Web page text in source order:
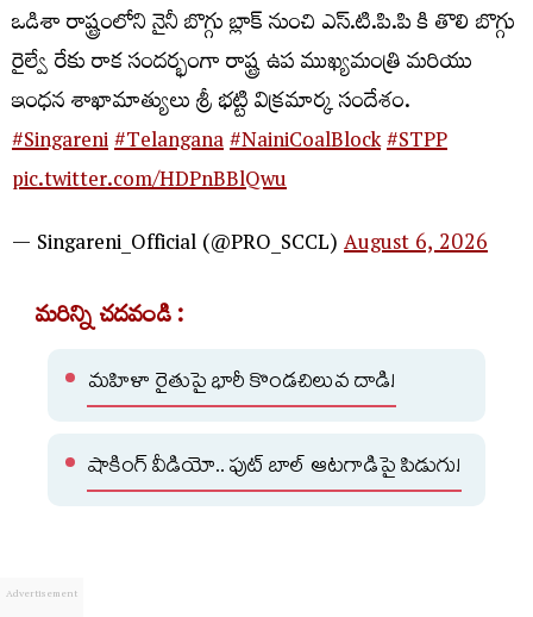
ఒడిశా రాష్ట్రంలోని నైనీ బొగ్గు బ్లాక్ నుంచి ఎస్.టి.పి.పి కి తొలి బొగ్గు
రైల్వే రేకు రాక సందర్భంగా రాష్ట్ర ఉప ముఖ్యమంత్రి మరియు
ఇంధన శాఖామాత్యులు శ్రీ భట్టి విక్రమార్క సందేశం.
#Singareni#Telangana#NainiCoalBlock#STPP
pic.twitter.com/HDPnBBlQwu
— Singareni_Official (@PRO_SCCL)August 6, 2026
మరిన్ని చదవండి :
మహిళా రైతుపై భారీ కొండచిలువ దాడి!
షాకింగ్ వీడియో.. ఫుట్ బాల్ ఆటగాడిపై పిడుగు!